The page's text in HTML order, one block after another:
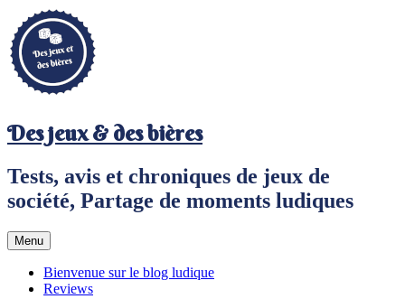
Aller
au
contenu
principal
Des jeux & des bières
Tests, avis et chroniques de jeux de
société, Partage de moments ludiques
Menu
Bienvenue sur le blog ludique
Reviews